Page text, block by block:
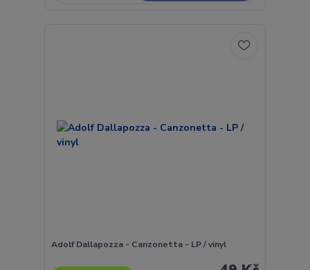
Adolf Dallapozza - Canzonetta - LP / vinyl